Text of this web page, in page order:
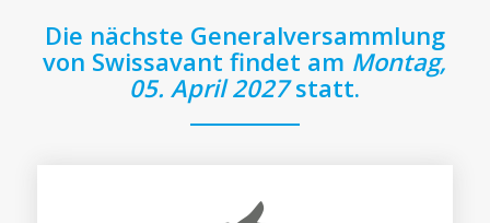
Die nächste Generalversammlung
von Swissavant findet am Montag,
05. April 2027statt.